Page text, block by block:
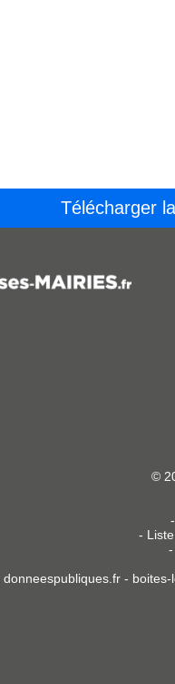
Télécharger
©
-
-
-
donneespubliques.fr- boites-